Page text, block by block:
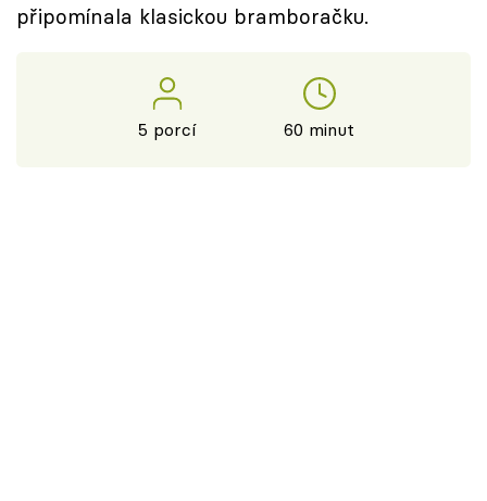
Sledujte prima+
připomínala klasickou bramboračku.
5 porcí 60 minut